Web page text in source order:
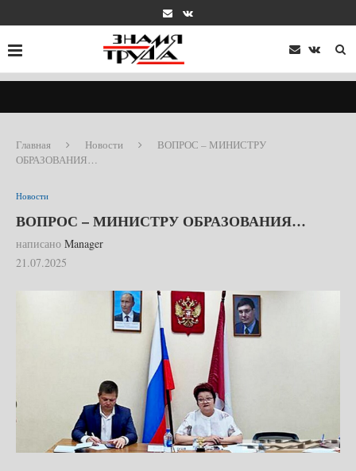
Главная Новости
ВОПРОС – МИНИСТРУ
ОБРАЗОВАНИЯ…
Новости
ВОПРОС – МИНИСТРУ ОБРАЗОВАНИЯ…
написано Manager
21.07.2025